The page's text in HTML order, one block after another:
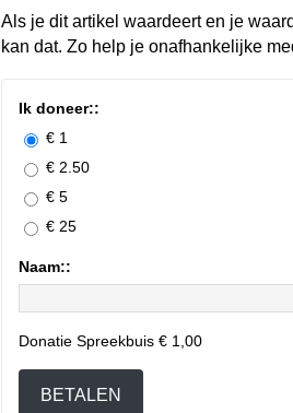
Als je dit artikel waardeert en je
kan dat. Zo help je onafhankelijke
Ik doneer::
€ 1
€ 2.50
€ 5
€ 25
Naam::
Donatie Spreekbuis € 1,00
BETALEN